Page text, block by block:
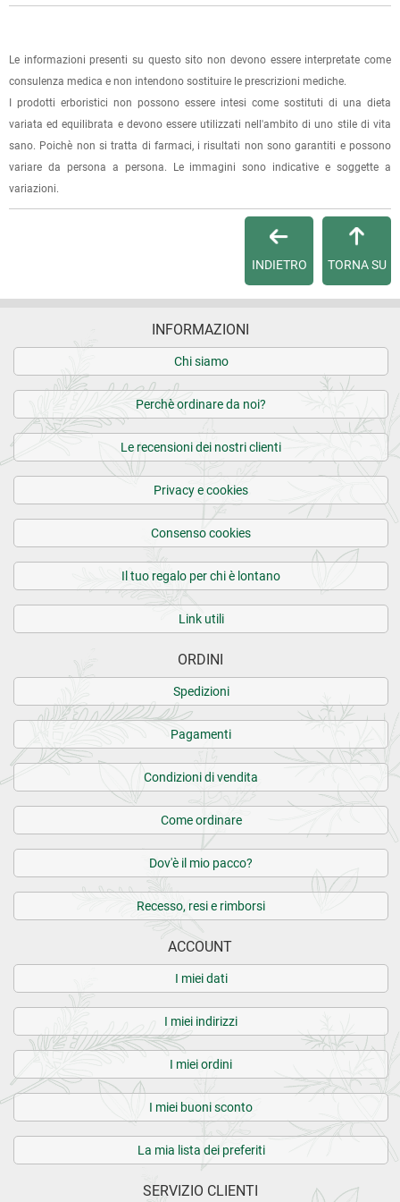
Per qualsiasi informazione, contattaci viae-mail.
Per maggiori dettagli, vedi leCondizioni di vendita
Le informazioni presenti su questo sito non devono essere interpretate come
consulenza medica e non intendono sostituire le prescrizioni mediche.
I prodotti erboristici non possono essere intesi come sostituti di una dieta
variata ed equilibrata e devono essere utilizzati nell'ambito di uno stile di vita
sano. Poichè non si tratta di farmaci, i risultati non sono garantiti e possono
variare da persona a persona. Le immagini sono indicative e soggette a
variazioni.
TORNA SU
INDIETRO
INFORMAZIONI
Chi siamo
Perchè ordinare da noi?
Le recensioni dei nostri clienti
Privacy e cookies
Consenso cookies
Il tuo regalo per chi è lontano
Link utili
ORDINI
Spedizioni
Pagamenti
Condizioni di vendita
Come ordinare
Dov'è il mio pacco?
Recesso, resi e rimborsi
ACCOUNT
I miei dati
I miei indirizzi
I miei ordini
I miei buoni sconto
La mia lista dei preferiti
SERVIZIO CLIENTI